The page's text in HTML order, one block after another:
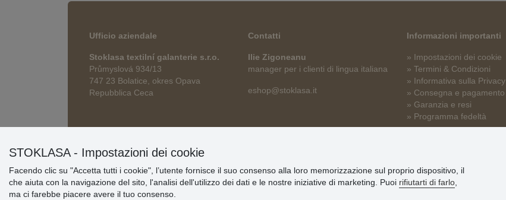
Ufficio aziendale
Stoklasa textilní galanterie s.r.o.
Průmyslová 934/13
747 23 Bolatice, okres Opava
Repubblica Ceca
Contatti
Ilie Zigoneanu
manager per i clienti di lingua italiana
eshop@stoklasa.it
Informazioni importanti
» Impostazioni dei cookie
» Termini & Condizioni
» Informativa sulla Privacy
» Consegna e pagamento
» Garanzia e resi
» Programma fedeltà
STOKLASA - Impostazioni dei cookie
Facendo clic su "Accetta tutti i cookie", l’utente fornisce il suo consenso alla loro memorizzazione sul proprio dispositivo, il
che aiuta con la navigazione del sito, l'analisi dell'utilizzo dei dati e le nostre iniziative di marketing. Puoi rifiutarti di farlo
ma ci farebbe piacere avere il tuo consenso.